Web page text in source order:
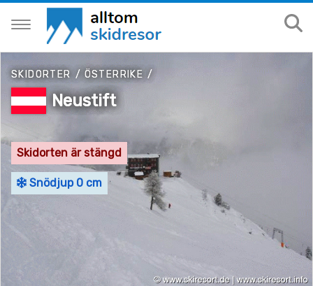
SKIDORTER / ÖSTERRIKE /
Neustift
Skidorten är stängd
Snödjup 0 cm